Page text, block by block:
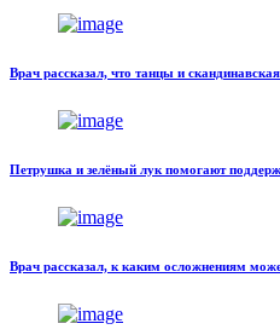
Врач рассказал, что танцы и
Петрушка и зелёный лук помогают
Врач рассказал, к каким осложнениям